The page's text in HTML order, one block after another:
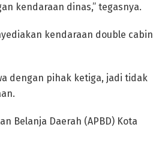
kendaraan dinas,” tegasnya.
kendaraan double cabin
dengan pihak ketiga, jadi tidak
Belanja Daerah (APBD) Kota